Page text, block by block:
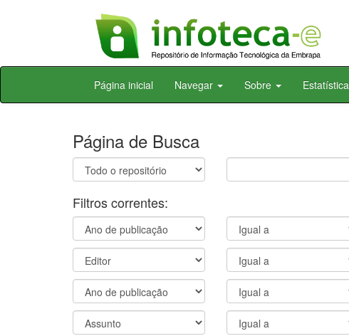
Skip
Página inicial Navegar Sobre
Página de Busca
Filtros correntes: